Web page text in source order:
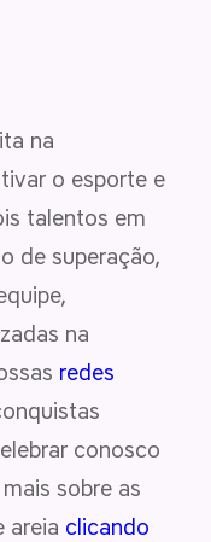
na
o esporte e
talentos em
de superação,
na
redes
conosco
sobre as
areia clicando